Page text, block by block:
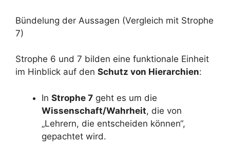
Bündelung der Aussagen (Vergleich mit Strophe
7)
Strophe 6 und 7 bilden eine funktionale Einheit
im Hinblick auf den Schutz von Hierarchien:
In Strophe 7 geht es um die
Wissenschaft/Wahrheit, die von
„Lehrern, die entscheiden können“,
gepachtet wird.